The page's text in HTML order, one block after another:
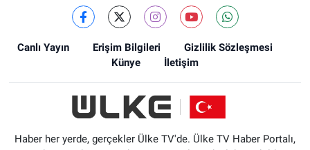
Canlı Yayın Erişim Bilgileri
Gizlilik Sözleşmesi
Künye
İletişim
Haber her yerde, gerçekler Ülke TV'de. Ülke TV Haber Portalı,